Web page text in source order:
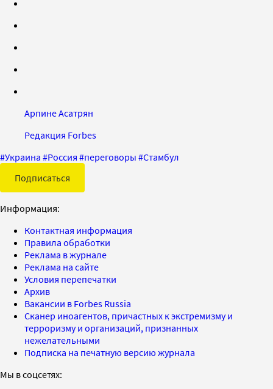
Арпине Асатрян
Редакция Forbes
#Украина #Россия #переговоры #Стамбул
Подписаться
Информация:
Контактная информация
Правила обработки
Реклама в журнале
Реклама на сайте
Условия перепечатки
Архив
Вакансии в Forbes Russia
Сканер иноагентов, причастных к экстремизму и
терроризму и организаций, признанных
нежелательными
Подписка на печатную версию журнала
Мы в соцсетях: